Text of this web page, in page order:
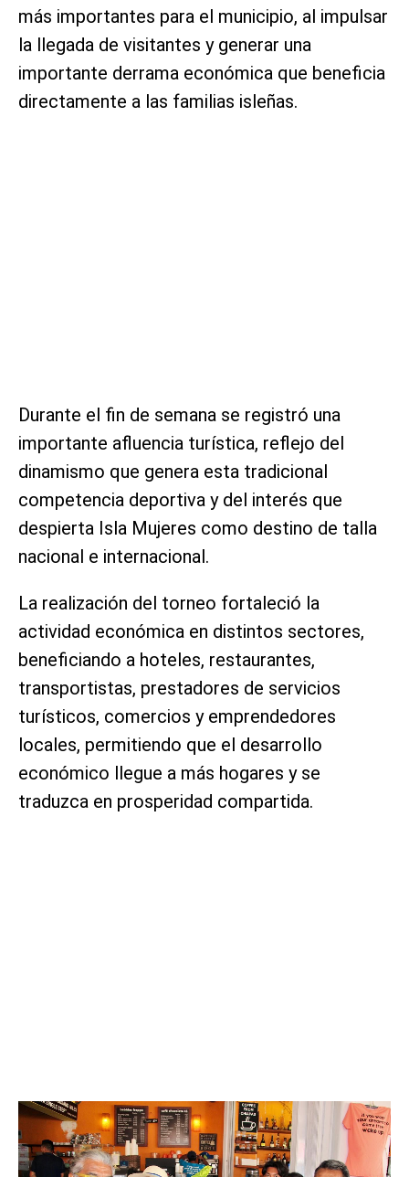
más importantes para el municipio, al impulsar
la llegada de visitantes y generar una
importante derrama económica que beneficia
directamente a las familias isleñas.
Durante el fin de semana se registró una
importante afluencia turística, reflejo del
dinamismo que genera esta tradicional
competencia deportiva y del interés que
despierta Isla Mujeres como destino de talla
nacional e internacional.
La realización del torneo fortaleció la
actividad económica en distintos sectores,
beneficiando a hoteles, restaurantes,
transportistas, prestadores de servicios
turísticos, comercios y emprendedores
locales, permitiendo que el desarrollo
económico llegue a más hogares y se
traduzca en prosperidad compartida.